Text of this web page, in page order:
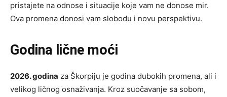
pristajete na odnose i situacije koje vam ne donose mir.
Ova promena donosi vam slobodu i novu perspektivu.
Godina lične moći
2026. godina za Škorpiju je godina dubokih promena, ali i
velikog ličnog osnaživanja. Kroz suočavanje sa sobom,